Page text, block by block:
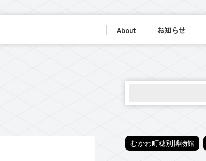
About お知らせ
むかわ町穂別博物館